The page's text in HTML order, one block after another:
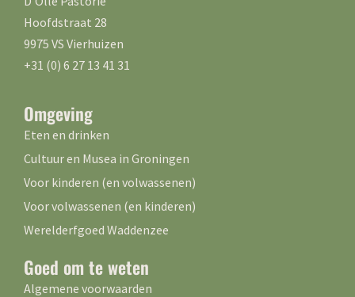
Hoofdstraat 28
9975 VS Vierhuizen
+31 (0) 6 27 13 41 31
Omgeving
Eten en drinken
Cultuur en Musea in Groningen
Voor kinderen (en volwassenen)
Voor volwassenen (en kinderen)
Werelderfgoed Waddenzee
Goed om te weten
Algemene voorwaarden